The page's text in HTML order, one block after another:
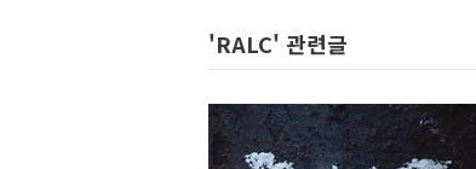
'RALC' 관련글